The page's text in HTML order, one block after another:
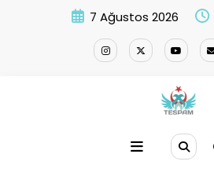
7 Ağustos 2026